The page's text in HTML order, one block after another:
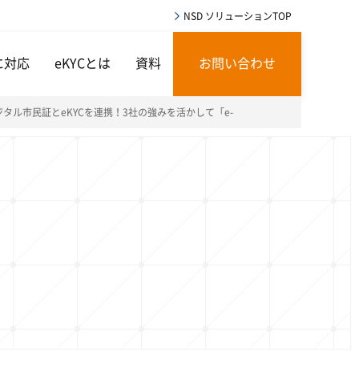
NSD ソリューションTOP
対応 eKYCとは 資料 お問い合わせ
ル市民証とeKYCを連携！3社の強みを活かして「e-